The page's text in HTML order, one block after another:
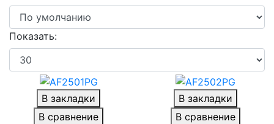
Показать:
В закладки
В сравнение
В закладки
В сравнение